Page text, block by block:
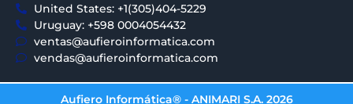
United States: +1(305)404-5229
Uruguay: +598 0004054432
ventas@aufieroinformatica.com
vendas@aufieroinformatica.com
Aufiero Informática® - ANIMARI S.A. 2026